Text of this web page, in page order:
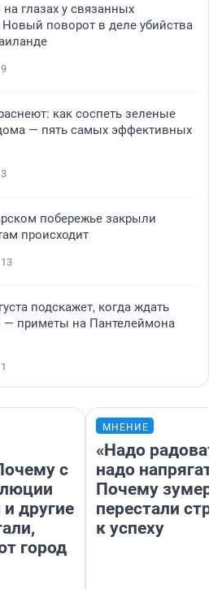
глазах у связанных
Новый поворот в деле убийства
9
как соспеть зеленые
— пять самых эффективных
3
побережье закрыли
происходит
13
подскажет, когда ждать
— приметы на Пантелеймона
1
с
другие
город
МНЕНИЕ
«Надо
надо
Почему
перестали
к успеху